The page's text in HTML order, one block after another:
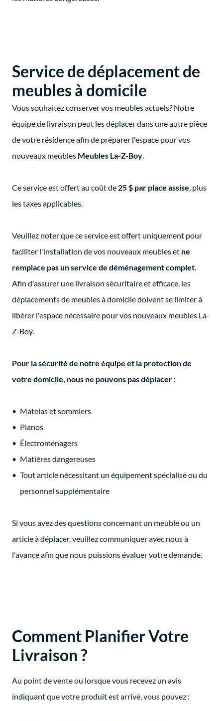
Service de déplacement de
meubles à domicile
Vous souhaitez conserver vos meubles actuels? Notre
équipe de livraison peut les déplacer dans une autre pièce
de votre résidence afin de préparer l'espace pour vos
nouveaux meubles Meubles La-Z-Boy.
Ce service est offert au coût de 25 $ par place assise, plus
les taxes applicables.
Veuillez noter que ce service est offert uniquement pour
faciliter l'installation de vos nouveaux meubles et ne
remplace pas un service de déménagement complet.
Afin d'assurer une livraison sécuritaire et efficace, les
déplacements de meubles à domicile doivent se limiter à
libérer l'espace nécessaire pour vos nouveaux meubles La-
Z-Boy.
Pour la sécurité de notre équipe et la protection de
votre domicile, nous ne pouvons pas déplacer :
Matelas et sommiers
Pianos
Électroménagers
Matières dangereuses
Tout article nécessitant un équipement spécialisé ou du
personnel supplémentaire
Si vous avez des questions concernant un meuble ou un
article à déplacer, veuillez communiquer avec nous à
l'avance afin que nous puissions évaluer votre demande.
Comment Planifier Votre
Livraison ?
Au point de vente ou lorsque vous recevez un avis
indiquant que votre produit est arrivé, vous pouvez :